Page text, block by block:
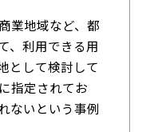
業地域など、都
、利用できる用
として検討して
指定されてお
ないという事例